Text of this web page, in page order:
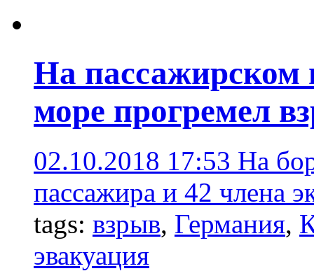
На пассажирском
море прогремел
02.10.2018 17:53 На
пассажира и 42 члена
tags: взрыв, Германия,
эвакуация